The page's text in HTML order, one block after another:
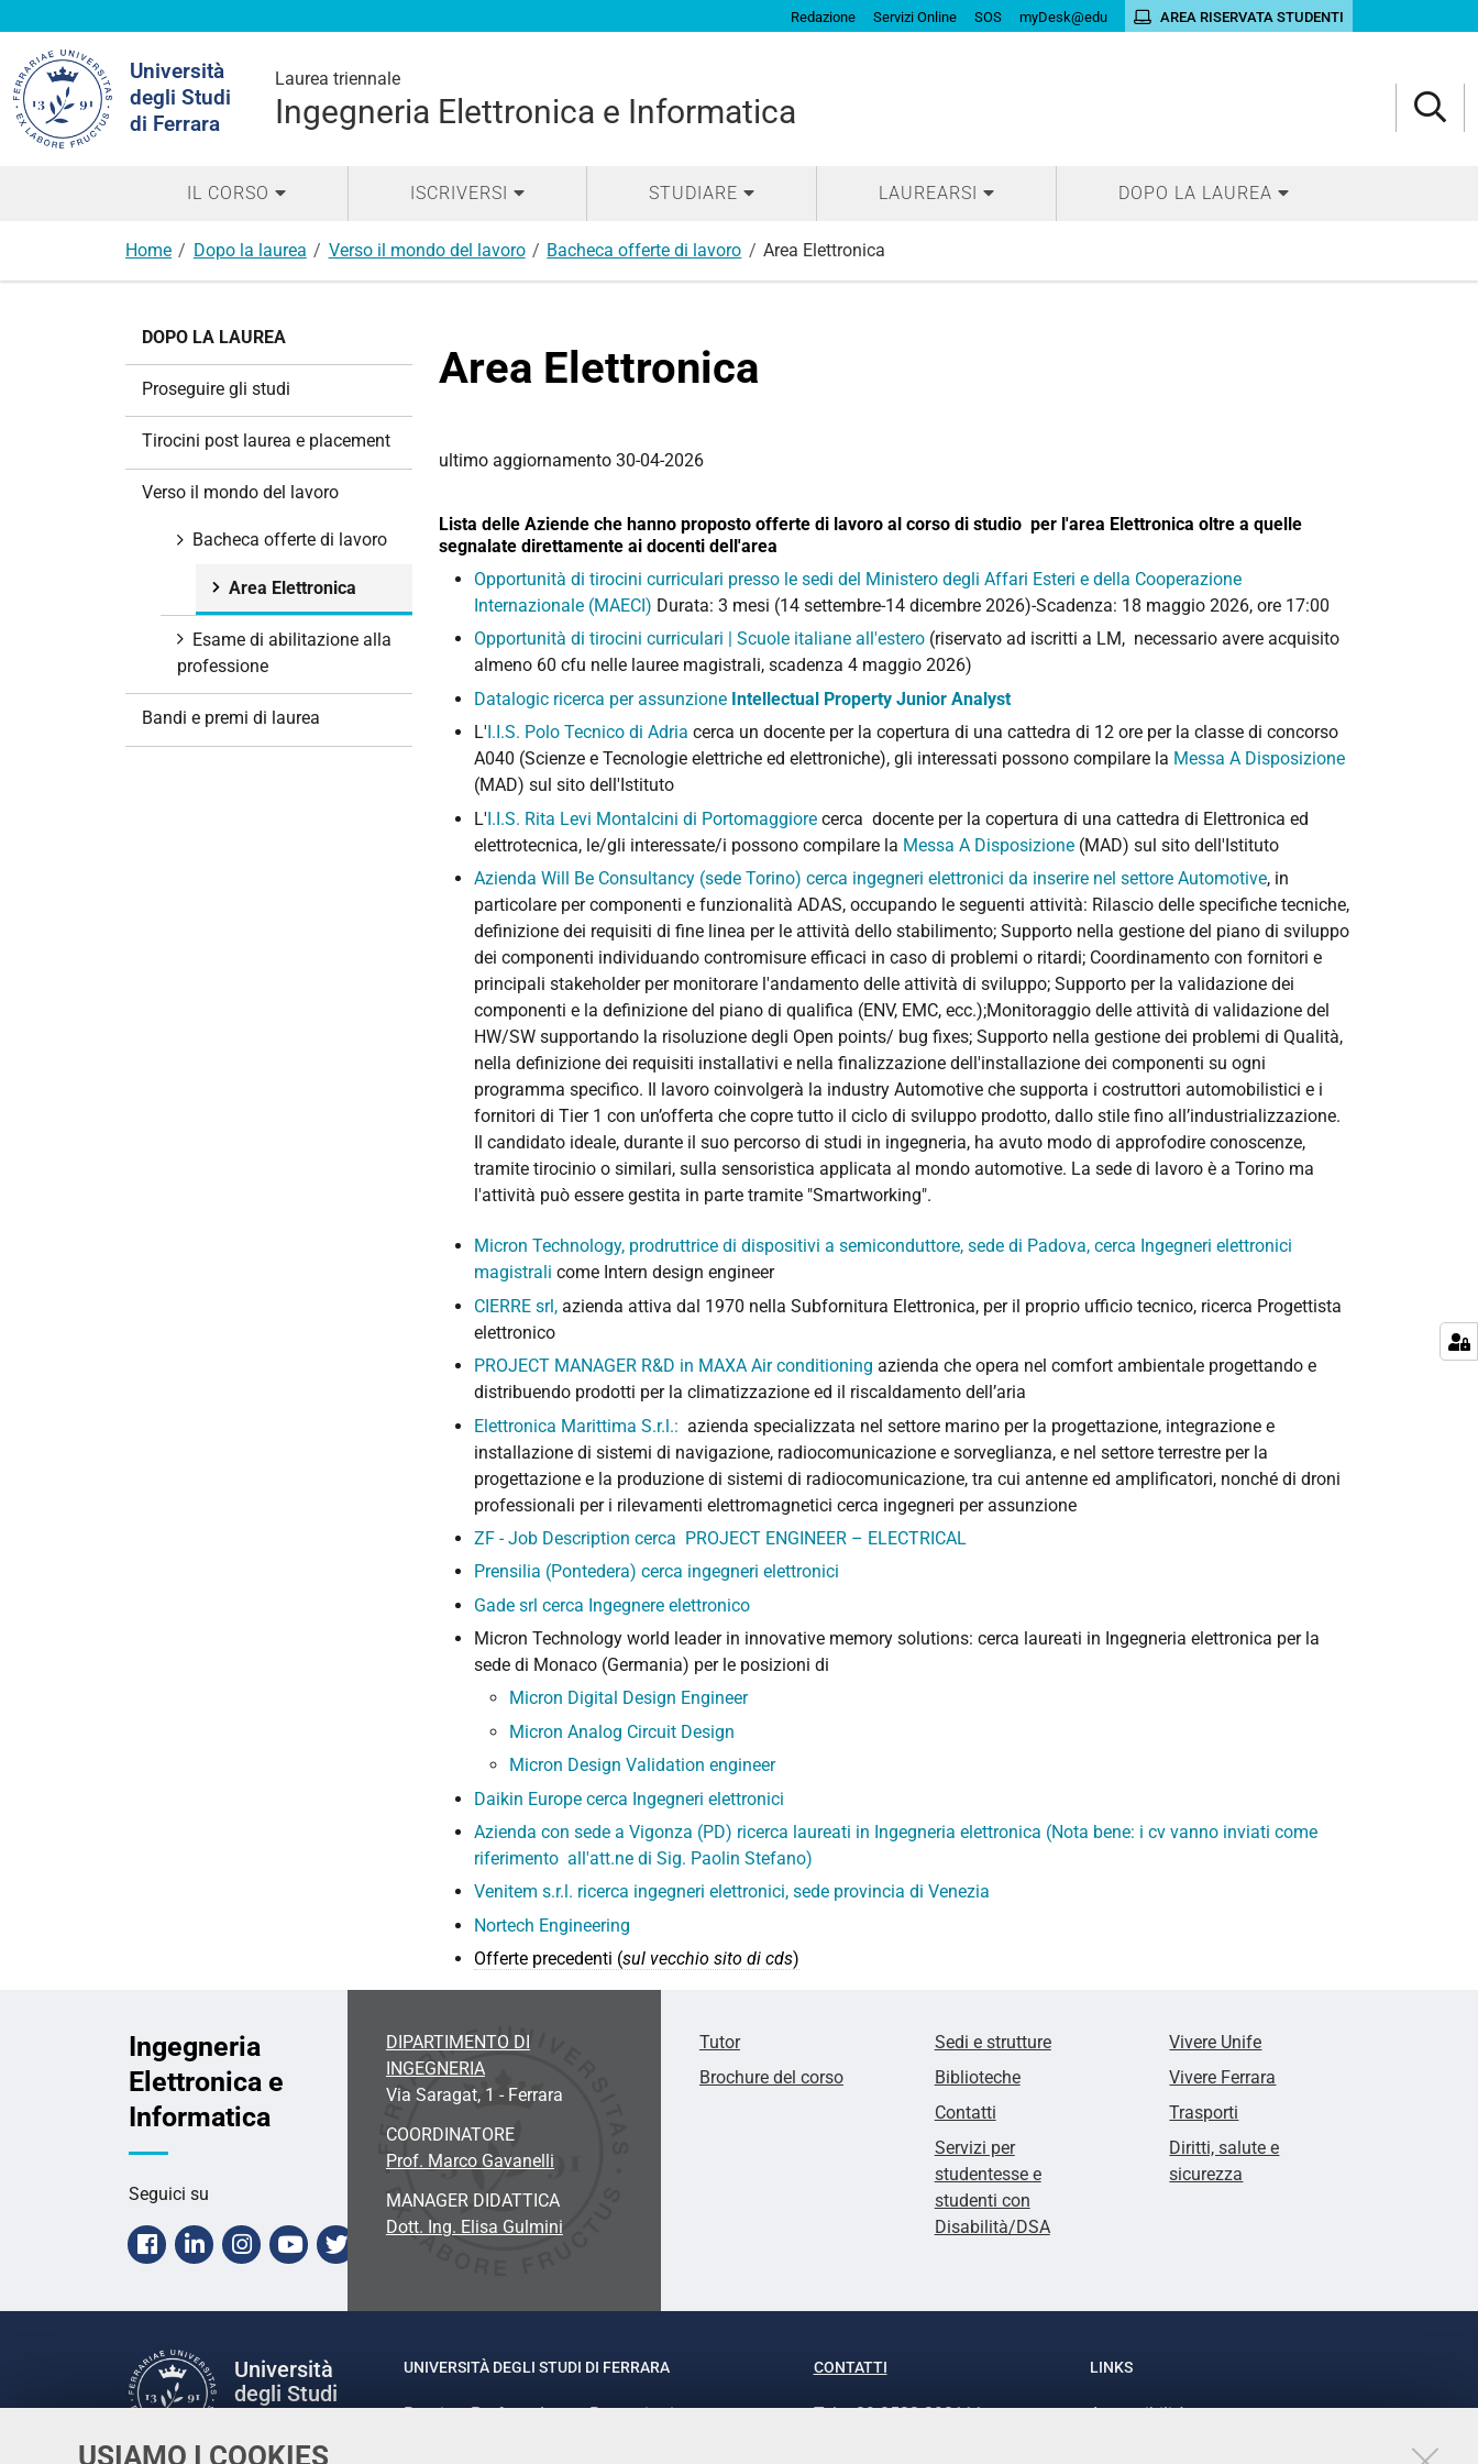
USIAMO I COOKIES
Redazione Servizi Online SOS myDesk@edu AREA RISERVATA STUDENTI
Università
degli Studi
di Ferrara
Laurea triennale
Ingegneria Elettronica e Informatica
nel
sito
IL CORSO ISCRIVERSI STUDIARE LAUREARSI DOPO LA LAUREA
Home Dopo la laurea Verso il mondo del lavoro Bacheca offerte di lavoro Area Elettronica
Area Elettronica
ultimo aggiornamento 30-04-2026
Lista delle Aziende che hanno proposto offerte di lavoro al corso di studio per l'area Elettronica oltre a quelle
segnalate direttamente ai docenti dell'area
Opportunità di tirocini curriculari presso le sedi del Ministero degli Affari Esteri e della Cooperazione
Internazionale (MAECI) Durata: 3 mesi (14 settembre-14 dicembre 2026)-Scadenza: 18 maggio 2026, ore 17:00
Opportunità di tirocini curriculari | Scuole italiane all'estero (riservato ad iscritti a LM, necessario avere acquisito
almeno 60 cfu nelle lauree magistrali, scadenza 4 maggio 2026)
Datalogic ricerca per assunzione Intellectual Property Junior Analyst
L' I.I.S. Polo Tecnico di Adria cerca un docente per la copertura di una cattedra di 12 ore per la classe di concorso
A040 (Scienze e Tecnologie elettriche ed elettroniche), gli interessati possono compilare la Messa A Disposizione
(MAD) sul sito dell'Istituto
L'I.I.S. Rita Levi Montalcini di Portomaggiore cerca docente per la copertura di una cattedra di Elettronica ed
elettrotecnica, le/gli interessate/i possono compilare la Messa A Disposizione (MAD) sul sito dell'Istituto
Azienda Will Be Consultancy (sede Torino) cerca ingegneri elettronici da inserire nel settore Automotive, in
particolare per componenti e funzionalità ADAS, occupando le seguenti attività: Rilascio delle specifiche tecniche,
definizione dei requisiti di fine linea per le attività dello stabilimento; Supporto nella gestione del piano di sviluppo
dei componenti individuando contromisure efficaci in caso di problemi o ritardi; Coordinamento con fornitori e
principali stakeholder per monitorare l'andamento delle attività di sviluppo; Supporto per la validazione dei
componenti e la definizione del piano di qualifica (ENV, EMC, ecc.);Monitoraggio delle attività di validazione del
HW/SW supportando la risoluzione degli Open points/ bug fixes; Supporto nella gestione dei problemi di Qualità,
nella definizione dei requisiti installativi e nella finalizzazione dell'installazione dei componenti su ogni
programma specifico. Il lavoro coinvolgerà la industry Automotive che supporta i costruttori automobilistici e i
fornitori di Tier 1 con un’offerta che copre tutto il ciclo di sviluppo prodotto, dallo stile fino all’industrializzazione.
Il candidato ideale, durante il suo percorso di studi in ingegneria, ha avuto modo di approfodire conoscenze,
tramite tirocinio o similari, sulla sensoristica applicata al mondo automotive. La sede di lavoro è a Torino ma
l'attività può essere gestita in parte tramite "Smartworking".
Micron Technology, prodruttrice di dispositivi a semiconduttore, sede di Padova, cerca Ingegneri elettronici
magistrali come Intern design engineer
CIERRE srl, azienda attiva dal 1970 nella Subfornitura Elettronica, per il proprio ufficio tecnico, ricerca Progettista
elettronico
PROJECT MANAGER R&D in MAXA Air conditioning azienda che opera nel comfort ambientale progettando e
distribuendo prodotti per la climatizzazione ed il riscaldamento dell’aria
Elettronica Marittima S.r.l.: azienda specializzata nel settore marino per la progettazione, integrazione e
installazione di sistemi di navigazione, radiocomunicazione e sorveglianza, e nel settore terrestre per la
progettazione e la produzione di sistemi di radiocomunicazione, tra cui antenne ed amplificatori, nonché di droni
professionali per i rilevamenti elettromagnetici cerca ingegneri per assunzione
ZF - Job Description cerca PROJECT ENGINEER – ELECTRICAL
Prensilia (Pontedera) cerca ingegneri elettronici
Gade srl cerca Ingegnere elettronico
Micron Technology world leader in innovative memory solutions: cerca laureati in Ingegneria elettronica per la
sede di Monaco (Germania) per le posizioni di
Micron Digital Design Engineer
Micron Analog Circuit Design
Micron Design Validation engineer
Daikin Europe cerca Ingegneri elettronici
Azienda con sede a Vigonza (PD) ricerca laureati in Ingegneria elettronica (Nota bene: i cv vanno inviati come
riferimento all'att.ne di Sig. Paolin Stefano)
Venitem s.r.l. ricerca ingegneri elettronici, sede provincia di Venezia
Nortech Engineering
Offerte precedenti (sul vecchio sito di cds)
DOPO LA LAUREA
Proseguire gli studi
Tirocini post laurea e placement
Verso il mondo del lavoro
Bacheca offerte di lavoro
Area Elettronica
Esame di abilitazione alla
professione
Bandi e premi di laurea
Ingegneria
Elettronica e
Informatica
Seguici su
Facebook
LinkedinInstagram
Youtube
Twitter
DIPARTIMENTO DI
INGEGNERIA
Via Saragat, 1 - Ferrara
COORDINATORE
Prof. Marco Gavanelli
MANAGER DIDATTICA
Dott. Ing. Elisa Gulmini
Tutor
Brochure del corso
Sedi e strutture
Biblioteche
Contatti
Servizi per
studentesse e
studenti con
Disabilità/DSA
Vivere Unife
Vivere Ferrara
Trasporti
Diritti, salute e
sicurezza
Università
degli Studi
UNIVERSITÀ DEGLI STUDI DI FERRARA
Rettrice: Prof.ssa Laura Ramaciotti
CONTATTI
Tel. +39 0532 293111
LINKS
Accessibilità